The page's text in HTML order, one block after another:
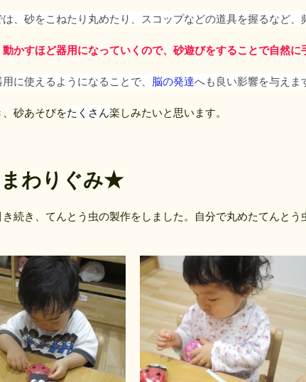
、砂をこねたり丸めたり、スコップなどの道具を握るなど、
かすほど器用になっていくので、砂遊びをすることで自然
に使えるようになることで、 脳の発達へも良い影響を与えま
砂あそびをたくさん楽しみたいと思います。
わりぐみ★
き続き、てんとう虫の製作をしました。自分で丸めたてんと